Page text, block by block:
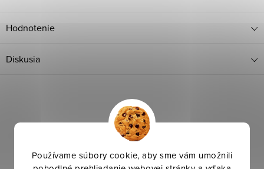
Používame súbory cookie, aby sme vám umožnili
Hodnotenie
Diskusia